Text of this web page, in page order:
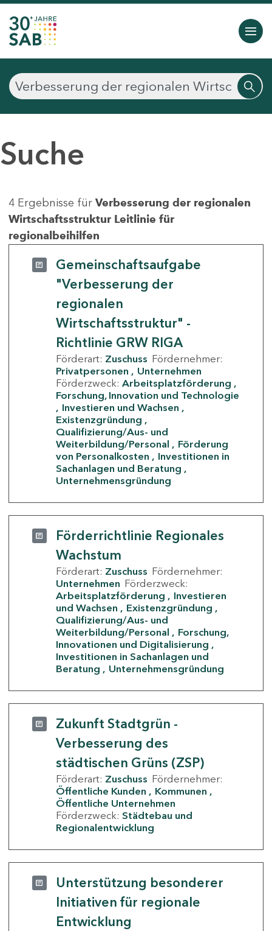
Suche
4 Ergebnisse für Verbesserung der regionalen
Wirtschaftsstruktur Leitlinie für
regionalbeihilfen
Gemeinschaftsaufgabe
"Verbesserung der
regionalen
Wirtschaftsstruktur" -
Richtlinie GRW RIGA
Förderart: Zuschuss Fördernehmer:
Privatpersonen
Unternehmen
Förderzweck: Arbeitsplatzförderung
Forschung, Innovation und Technologie
Investieren und Wachsen
Existenzgründung
Qualifizierung/Aus- und
Weiterbildung/Personal
Förderung
von Personalkosten
Investitionen in
Sachanlagen und Beratung
Unternehmensgründung
Förderrichtlinie Regionales
Wachstum
Förderart: Zuschuss Fördernehmer:
Unternehmen Förderzweck:
Arbeitsplatzförderung
Investieren
und Wachsen
Existenzgründung
Qualifizierung/Aus- und
Weiterbildung/Personal
Forschung,
Innovationen und Digitalisierung
Investitionen in Sachanlagen und
Beratung
Unternehmensgründung
Zukunft Stadtgrün -
Verbesserung des
städtischen Grüns (ZSP)
Förderart: Zuschuss Fördernehmer:
Öffentliche Kunden
Kommunen
Öffentliche Unternehmen
Förderzweck: Städtebau und
Regionalentwicklung
Unterstützung besonderer
Initiativen für regionale
Entwicklung